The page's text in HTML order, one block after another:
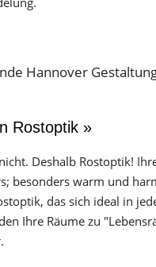
Rostoptik »
Deshalb Rostoptik!
besonders warm und
das sich ideal in
Ihre Räume zu